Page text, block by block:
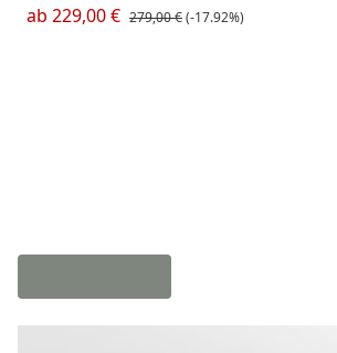
ab 229,00 € 279,00 €(-17.92%)